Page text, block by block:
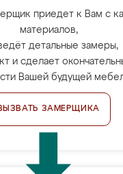
приедет к Вам с
материалов,
детальные замеры,
и сделает
Вашей будущей
ЗАМЕРЩИКА